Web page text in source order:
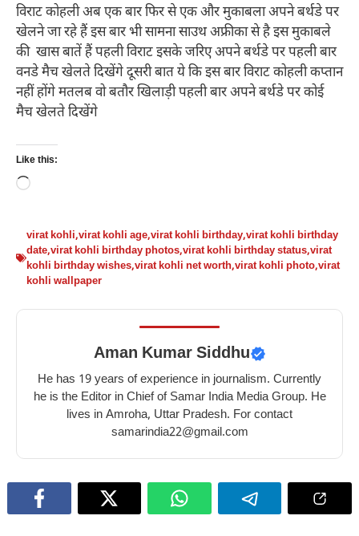
विराट कोहली अब एक बार फिर से एक और मुकाबला अपने बर्थडे पर
खेलने जा रहे हैं इस बार भी सामना साउथ अफ्रीका से है इस मुकाबले
की खास बातें हैं पहली विराट इसके जरिए अपने बर्थडे पर पहली बार
वनडे मैच खेलते दिखेंगे दूसरी बात ये कि इस बार विराट कोहली कप्तान
नहीं होंगे मतलब वो बतौर खिलाड़ी पहली बार अपने बर्थडे पर कोई
मैच खेलते दिखेंगे
Like this:
Loading…
virat kohli,virat kohli age,virat kohli birthday,virat kohli birthday
date,virat kohli birthday photos,virat kohli birthday status,virat
kohli birthday wishes,virat kohli net worth,virat kohli photo,virat
kohli wallpaper
Aman Kumar Siddhu
He has 19 years of experience in journalism. Currently
he is the Editor in Chief of Samar India Media Group. He
lives in Amroha, Uttar Pradesh. For contact
samarindia22@gmail.com